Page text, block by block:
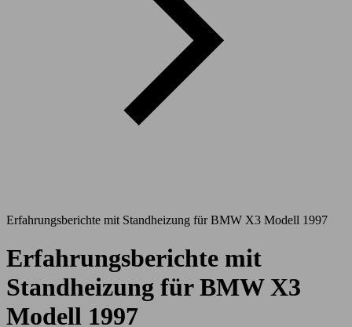
Erfahrungsberichte mit Standheizung für BMW X3 Modell 1997
Erfahrungsberichte mit
Standheizung für BMW X3
Modell 1997